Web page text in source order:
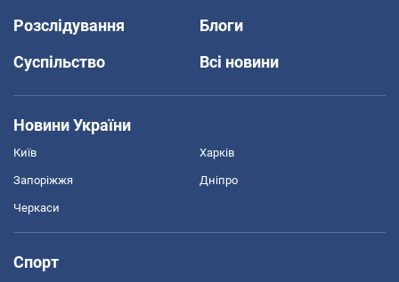
Розслідування
Блоги
Суспільство
Всі новини
Новини України
Київ Харків
Запоріжжя Дніпро
Черкаси
Спорт